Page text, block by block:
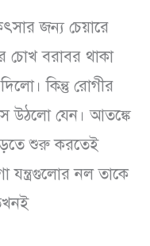
জন্য চেয়ারে
চোখ বরাবর থাকা
কিন্তু রোগীর
উঠলো যেন। আতঙ্কে
শুরু করতেই
যন্ত্রগুলোর নল তাকে